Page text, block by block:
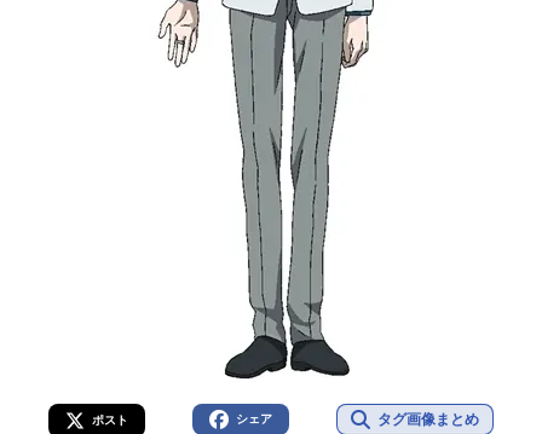
ポスト シェア タグ画像まとめ